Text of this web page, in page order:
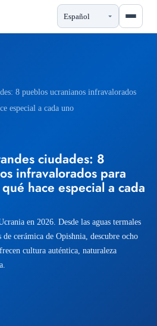
8 pueblos ucranianos infravalorados
especial a cada uno
ciudades: 8
infravalorados para
hace especial a cada
en 2026. Desde las aguas termales
cerámica de Opishnia, descubre ocho
cultura auténtica, naturaleza